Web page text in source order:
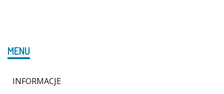
MENU
INFORMACJE